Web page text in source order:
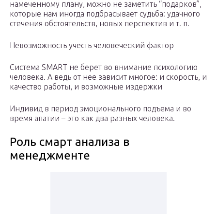
намеченному плану, можно не заметить “подарков”,
которые нам иногда подбрасывает судьба: удачного
стечения обстоятельств, новых перспектив и т. п.
Невозможность учесть человеческий фактор
Система SMART не берет во внимание психологию
человека. А ведь от нее зависит многое: и скорость, и
качество работы, и возможные издержки
Индивид в период эмоционального подъема и во
время апатии – это как два разных человека.
Роль смарт анализа в
менеджменте